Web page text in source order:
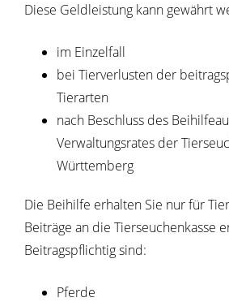
Diese Geldleistung kann gewährt
im Einzelfall
bei Tierverlusten der
Tierarten
nach Beschluss des
Verwaltungsrates der
Württemberg
Die Beihilfe erhalten Sie nur für
Beiträge an die Tierseuchenkasse
Beitragspflichtig sind:
Pferde